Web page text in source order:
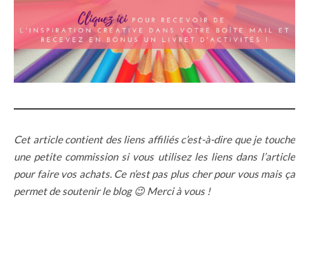
Cet article contient des liens affiliés c’est-à-dire que je touche
une petite commission si vous utilisez les liens dans l’article
pour faire vos achats. Ce n’est pas plus cher pour vous mais ça
permet de soutenir le blog 😉 Merci à vous !